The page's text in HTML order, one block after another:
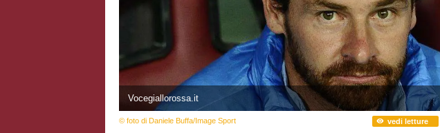
Vocegiallorossa.it
© foto di Daniele Buffa/Image Sport vedi letture